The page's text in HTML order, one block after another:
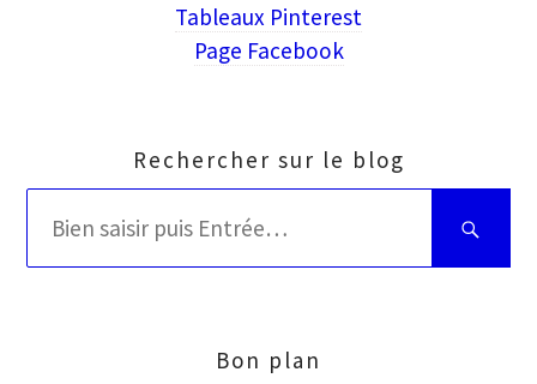
Tableaux Pinterest
Page Facebook
Rechercher sur le blog
Bien
saisir
Bon plan